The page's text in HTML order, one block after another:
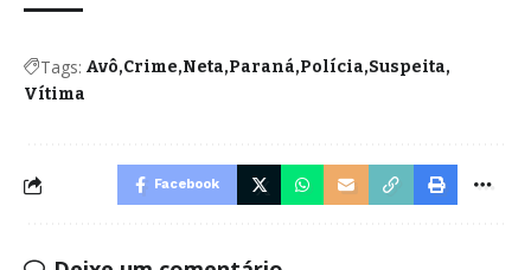
Tags: Avô Crime Neta Paraná Polícia Suspeita
Vítima
Facebook